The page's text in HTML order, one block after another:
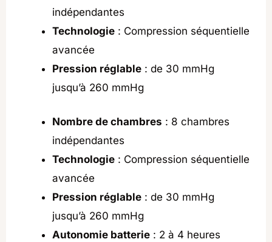
indépendantes
Technologie : Compression séquentielle
avancée
Pression réglable : de 30 mmHg
jusqu’à 260 mmHg
Nombre de chambres : 8 chambres
indépendantes
Technologie : Compression séquentielle
avancée
Pression réglable : de 30 mmHg
jusqu’à 260 mmHg
Autonomie batterie : 2 à 4 heures